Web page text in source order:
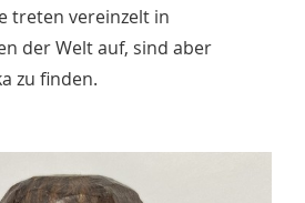
treten vereinzelt in
der Welt auf, sind aber
zu finden.